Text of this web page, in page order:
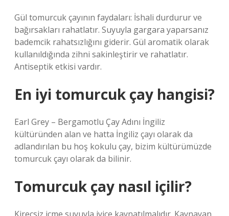
Gül tomurcuk çayının faydaları: İshali durdurur ve
bağırsakları rahatlatır. Suyuyla gargara yaparsanız
bademcik rahatsızlığını giderir. Gül aromatik olarak
kullanıldığında zihni sakinleştirir ve rahatlatır.
Antiseptik etkisi vardır.
En iyi tomurcuk çay hangisi?
Earl Grey – Bergamotlu Çay Adını İngiliz
kültüründen alan ve hatta İngiliz çayı olarak da
adlandırılan bu hoş kokulu çay, bizim kültürümüzde
tomurcuk çayı olarak da bilinir.
Tomurcuk çay nasıl içilir?